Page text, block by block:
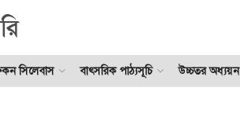
সিলেবাস বাৎসরিক পাঠ্যসূচি উচ্চতর অধ্যয়ন